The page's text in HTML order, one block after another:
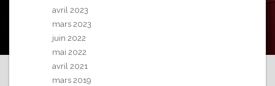
avril 2023
mars 2023
juin 2022
mai 2022
avril 2021
mars 2019